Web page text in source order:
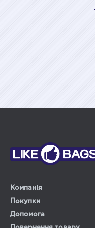
Компанія
Покупки
Допомога